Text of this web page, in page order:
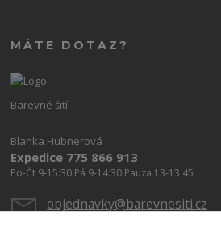
MÁTE DOTAZ?
Barevné šití
Blanka Hubnerová
Expedice 775 866 913
Po-Čt 9-15:30 Pá 9-14:30 Pauza 13-13:45
objednavky@barevnesiti.cz